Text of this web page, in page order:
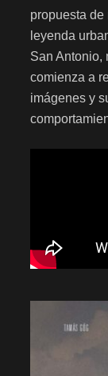
propuesta
leyenda
San Antonio,
comienza a
imágenes y